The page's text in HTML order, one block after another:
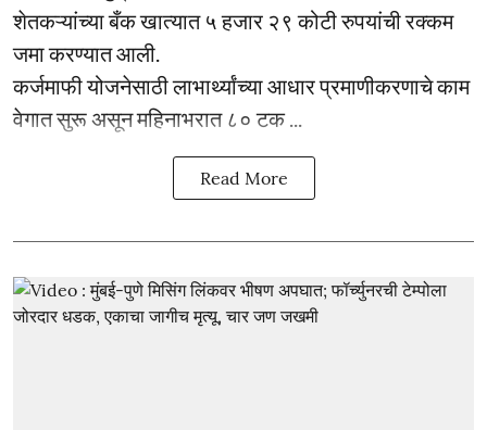
शेतकऱ्यांच्या बँक खात्यात ५ हजार २९ कोटी रुपयांची रक्कम
जमा करण्यात आली.
कर्जमाफी योजनेसाठी लाभार्थ्यांच्या आधार प्रमाणीकरणाचे काम
वेगात सुरू असून महिनाभरात ८० टक ...
Read More